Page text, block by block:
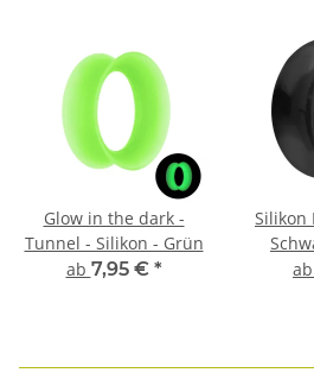
Glow in the dark -
Tunnel - Silikon - Grün
ab 7,95 € *
Silikon
ab